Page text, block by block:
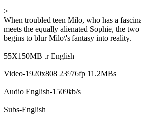
>
When troubled teen Milo, who has a
meets the equally alienated Sophie, the
begins to blur Milo\'s fantasy into reality.
55X150MB .r English
Video-1920x808 23976fp 11.2MBs
Audio English-1509kb/s
Subs-English